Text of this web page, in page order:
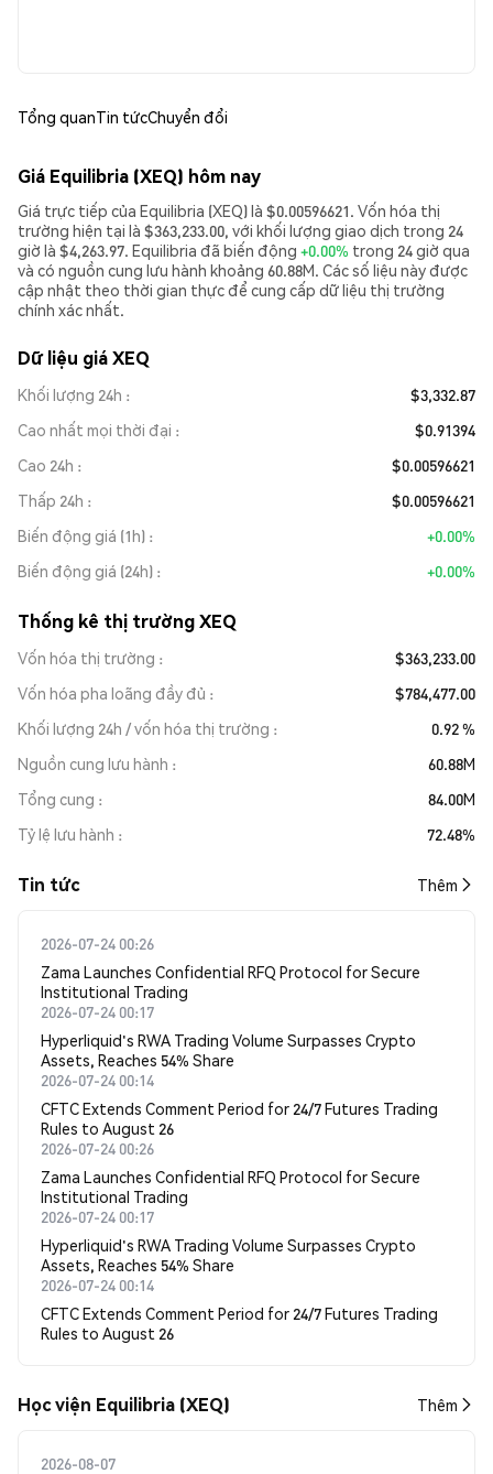
Tổng quanTin tứcChuyển đổi
Giá Equilibria (XEQ) hôm nay
Giá trực tiếp của Equilibria (XEQ) là $0.00596621. Vốn hóa thị
trường hiện tại là $363,233.00, với khối lượng giao dịch trong 24
giờ là $4,263.97. Equilibria đã biến động +0.00% trong 24 giờ qua
và có nguồn cung lưu hành khoảng 60.88M. Các số liệu này được
cập nhật theo thời gian thực để cung cấp dữ liệu thị trường
chính xác nhất.
Dữ liệu giá XEQ
Khối lượng 24h
$3,332.87
Cao nhất mọi thời đại
$0.91394
Cao 24h
$0.00596621
Thấp 24h
$0.00596621
Biến động giá (1h)
+0.00%
Biến động giá (24h)
+0.00%
Thống kê thị trường XEQ
Vốn hóa thị trường
$363,233.00
Vốn hóa pha loãng đầy đủ
$784,477.00
Khối lượng 24h / vốn hóa thị trường
0.92 %
Nguồn cung lưu hành
60.88M
Tổng cung
84.00M
Tỷ lệ lưu hành
72.48%
Tin tức Thêm
2026-07-24 00:26
Zama Launches Confidential RFQ Protocol for Secure
Institutional Trading
2026-07-24 00:17
Hyperliquid's RWA Trading Volume Surpasses Crypto
Assets, Reaches 54% Share
2026-07-24 00:14
CFTC Extends Comment Period for 24/7 Futures Trading
Rules to August 26
2026-07-24 00:26
Zama Launches Confidential RFQ Protocol for Secure
Institutional Trading
2026-07-24 00:17
Hyperliquid's RWA Trading Volume Surpasses Crypto
Assets, Reaches 54% Share
2026-07-24 00:14
CFTC Extends Comment Period for 24/7 Futures Trading
Rules to August 26
Học viện Equilibria (XEQ) Thêm
2026-08-07